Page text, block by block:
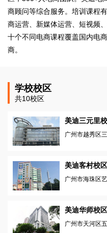
商顾问等综合服务。培训课程
商运营、新媒体运营、短视频
十个不同电商课程覆盖国内电
商。
学校校区
共10校区
美迪三元里
广州市越秀区
美迪客村校区
广州市海珠区
美迪华师校区
广州市天河区